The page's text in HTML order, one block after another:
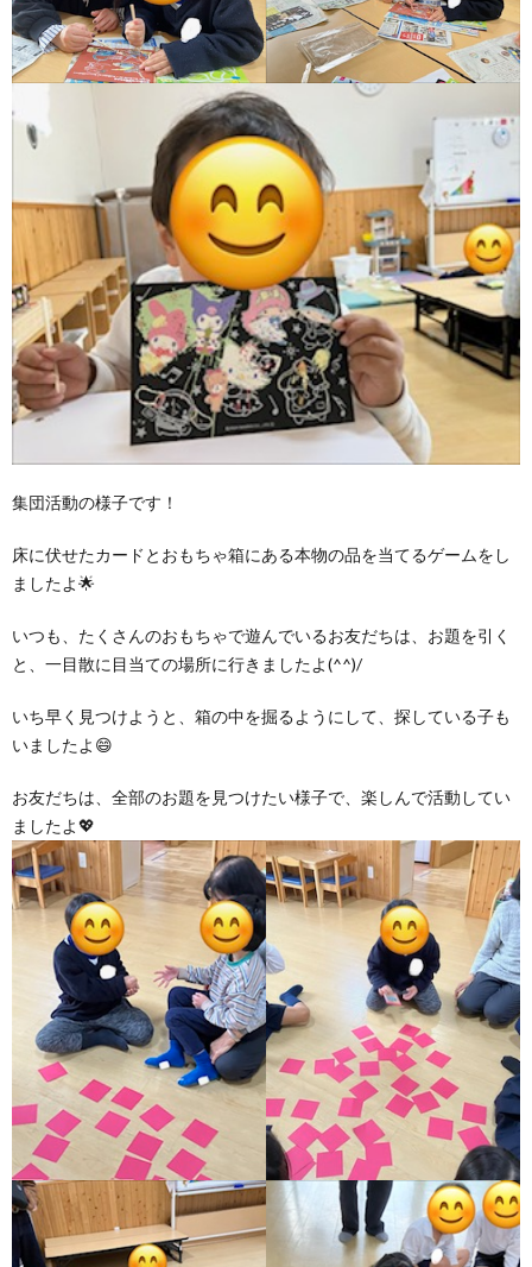
集団活動の様子です！
床に伏せたカードとおもちゃ箱にある本物の品を当てるゲームをし
ましたよ🌟
いつも、たくさんのおもちゃで遊んでいるお友だちは、お題を引く
と、一目散に目当ての場所に行きましたよ(^^)/
いち早く見つけようと、箱の中を掘るようにして、探している子も
いましたよ😄
お友だちは、全部のお題を見つけたい様子で、楽しんで活動してい
ましたよ💖